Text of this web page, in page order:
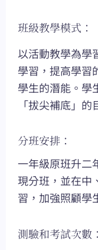
班級教學模式：
以活動教學為學
學習，提高學習
學生的潛能。學
「拔尖補底」
分班安排：
一年級原班升二
現分班，並在中
習，加強照顧學
測驗和考試次數：